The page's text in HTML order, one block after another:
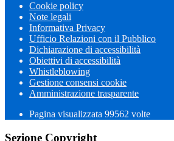
Cookie policy
Note legali
Informativa Privacy
Ufficio Relazioni con il Pubblico
Dichiarazione di accessibilità
Obiettivi di accessibilità
Whistleblowing
Gestione consensi cookie
Amministrazione trasparente
Pagina visualizzata 99562 volte
Sezione Copyright